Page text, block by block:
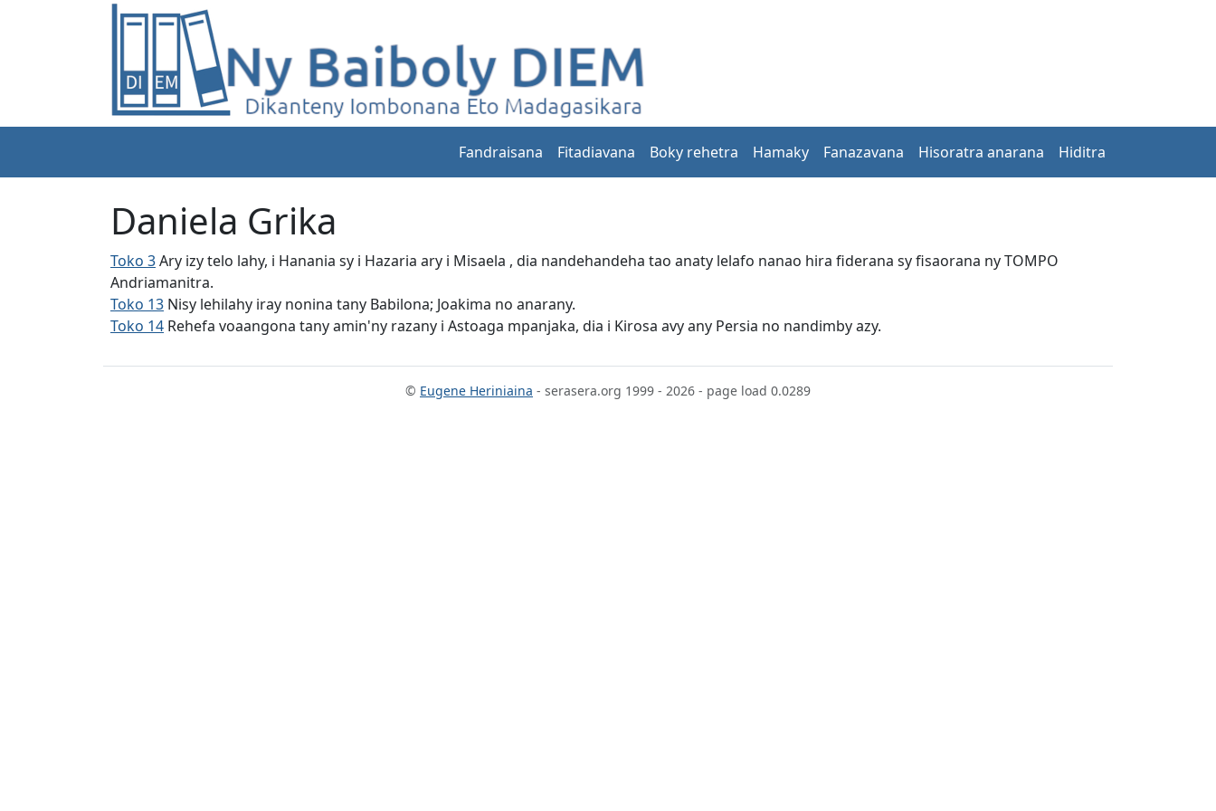
Fandraisana Fitadiavana Boky rehetra Hamaky Fanazavana Hisoratra anarana Hiditra
Daniela Grika
Toko 3Ary izy telo lahy, i Hanania sy i Hazaria ary i Misaela , dia nandehandeha tao anaty lelafo nanao hira fiderana sy fisaorana ny TOMPO
Andriamanitra.
Toko 13 Nisy lehilahy iray nonina tany Babilona; Joakima no anarany.
Toko 14 Rehefa voaangona tany amin'ny razany i Astoaga mpanjaka, dia i Kirosa avy any Persia no nandimby azy.
© Eugene Heriniaina - serasera.org 1999 - 2026 - page load 0.0289